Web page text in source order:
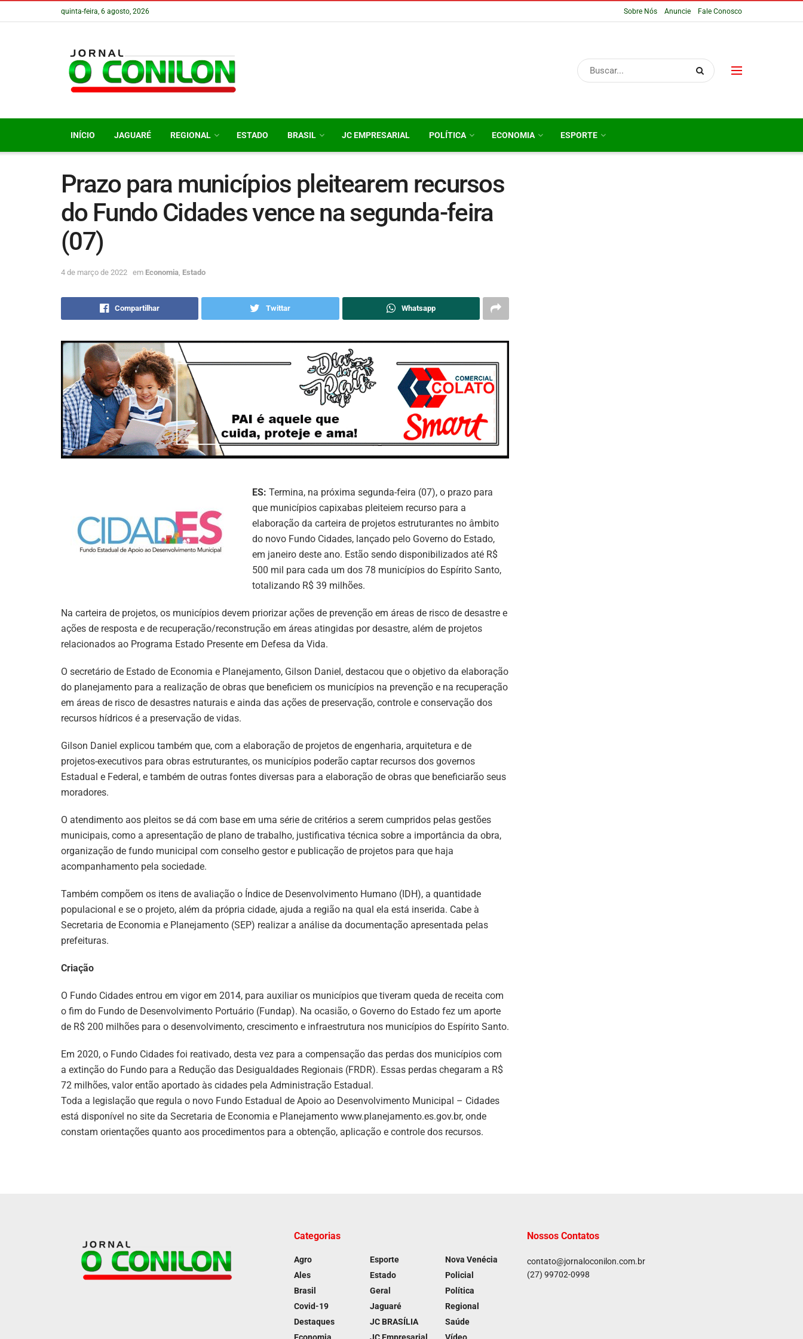
quinta-feira, 6 agosto, 2026 Sobre Nós Anuncie Fale Conosco
INÍCIO JAGUARÉ REGIONAL ESTADO BRASIL JC EMPRESARIAL POLÍTICA ECONOMIA ESPORTE
Prazo para municípios pleitearem recursos
do Fundo Cidades vence na segunda-feira
(07)
4 de março de 2022 em Economia Estado
Compartilhar Twittar Whatsapp
ES: Termina, na próxima segunda-feira (07), o prazo para
que municípios capixabas pleiteiem recurso para a
elaboração da carteira de projetos estruturantes no âmbito
do novo Fundo Cidades, lançado pelo Governo do Estado,
em janeiro deste ano. Estão sendo disponibilizados até R$
500 mil para cada um dos 78 municípios do Espírito Santo,
totalizando R$ 39 milhões.
Na carteira de projetos, os municípios devem priorizar ações de prevenção em áreas de risco de desastre e
ações de resposta e de recuperação/reconstrução em áreas atingidas por desastre, além de projetos
relacionados ao Programa Estado Presente em Defesa da Vida.
O secretário de Estado de Economia e Planejamento, Gilson Daniel, destacou que o objetivo da elaboração
do planejamento para a realização de obras que beneficiem os municípios na prevenção e na recuperação
em áreas de risco de desastres naturais e ainda das ações de preservação, controle e conservação dos
recursos hídricos é a preservação de vidas.
Gilson Daniel explicou também que, com a elaboração de projetos de engenharia, arquitetura e de
projetos-executivos para obras estruturantes, os municípios poderão captar recursos dos governos
Estadual e Federal, e também de outras fontes diversas para a elaboração de obras que beneficiarão seus
moradores.
O atendimento aos pleitos se dá com base em uma série de critérios a serem cumpridos pelas gestões
municipais, como a apresentação de plano de trabalho, justificativa técnica sobre a importância da obra,
organização de fundo municipal com conselho gestor e publicação de projetos para que haja
acompanhamento pela sociedade.
Também compõem os itens de avaliação o Índice de Desenvolvimento Humano (IDH), a quantidade
populacional e se o projeto, além da própria cidade, ajuda a região na qual ela está inserida. Cabe à
Secretaria de Economia e Planejamento (SEP) realizar a análise da documentação apresentada pelas
prefeituras.
Criação
O Fundo Cidades entrou em vigor em 2014, para auxiliar os municípios que tiveram queda de receita com
o fim do Fundo de Desenvolvimento Portuário (Fundap). Na ocasião, o Governo do Estado fez um aporte
de R$ 200 milhões para o desenvolvimento, crescimento e infraestrutura nos municípios do Espírito Santo.
Em 2020, o Fundo Cidades foi reativado, desta vez para a compensação das perdas dos municípios com
a extinção do Fundo para a Redução das Desigualdades Regionais (FRDR). Essas perdas chegaram a R$
72 milhões, valor então aportado às cidades pela Administração Estadual.
Toda a legislação que regula o novo Fundo Estadual de Apoio ao Desenvolvimento Municipal – Cidades
está disponível no site da Secretaria de Economia e Planejamento www.planejamento.es.gov.br, onde
constam orientações quanto aos procedimentos para a obtenção, aplicação e controle dos recursos.
Categorias
Agro
Ales
Brasil
Covid-19
Destaques
Esporte
Estado
Geral
Jaguaré
JC BRASÍLIA
Nova Venécia
Policial
Política
Regional
Saúde
Nossos Contatos
contato@jornaloconilon.com.br
(27) 99702-0998